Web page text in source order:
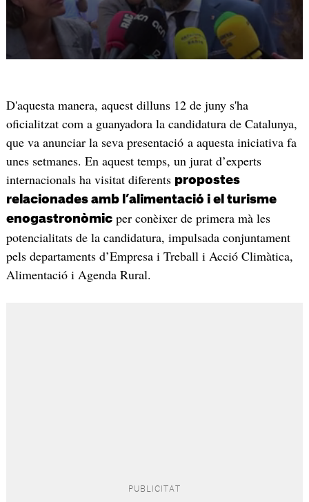
D'aquesta manera, aquest dilluns 12 de juny s'ha
oficialitzat com a guanyadora la candidatura de Catalunya,
que va anunciar la seva presentació a aquesta iniciativa fa
unes setmanes. En aquest temps, un jurat d’experts
internacionals ha visitat diferents propostes
relacionades amb l’alimentació i el turisme
enogastronòmicper conèixer de primera mà les
potencialitats de la candidatura, impulsada conjuntament
pels departaments d’Empresa i Treball i Acció Climàtica,
Alimentació i Agenda Rural.